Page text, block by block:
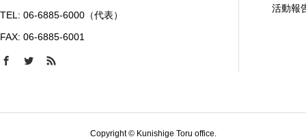
TEL: 06-6885-6000（代表）
FAX: 06-6885-6001
活動報
Copyright © Kunishige Toru office.